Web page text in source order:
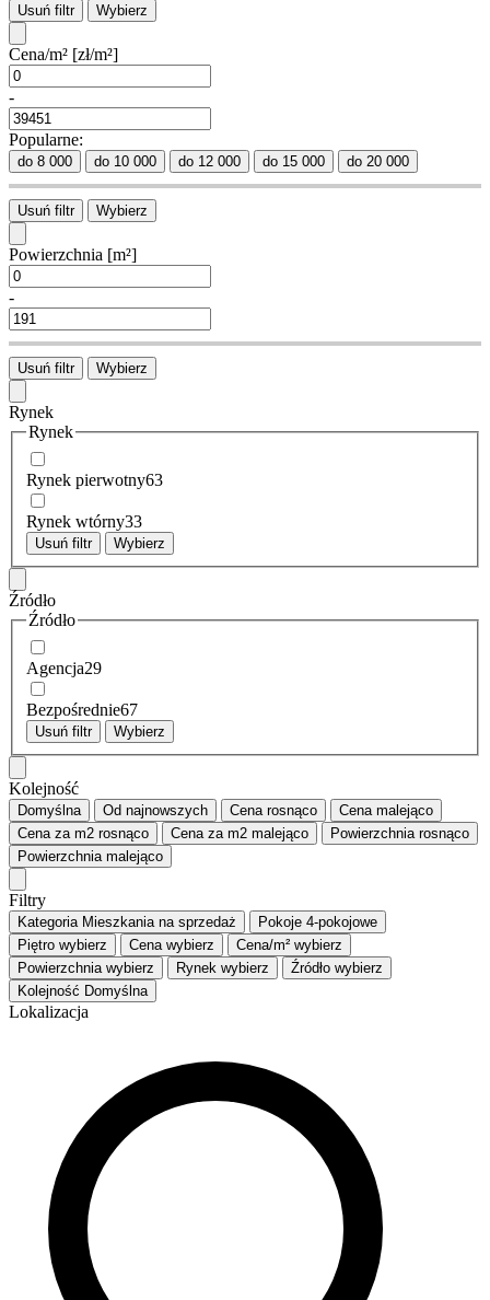
Usuń filtr Wybierz
Cena/m² [zł/m²]
-
Popularne:
do 8 000 do 10 000 do 12 000 do 15 000 do 20 000
Usuń filtr Wybierz
Powierzchnia [m²]
-
Usuń filtr Wybierz
Rynek
Rynek
Rynek pierwotny63
Rynek wtórny33
Usuń filtr Wybierz
Źródło
Źródło
Agencja29
Bezpośrednie67
Usuń filtr Wybierz
Kolejność
Domyślna Od najnowszych Cena rosnąco Cena malejąco
Cena za m2 rosnąco Cena za m2 malejąco Powierzchnia rosnąco
Powierzchnia malejąco
Filtry
Kategoria Mieszkania na sprzedaż Pokoje 4-pokojowe
Piętro wybierz Cena wybierz Cena/m² wybierz
Powierzchnia wybierz Rynek wybierz Źródło wybierz
Kolejność Domyślna
Lokalizacja